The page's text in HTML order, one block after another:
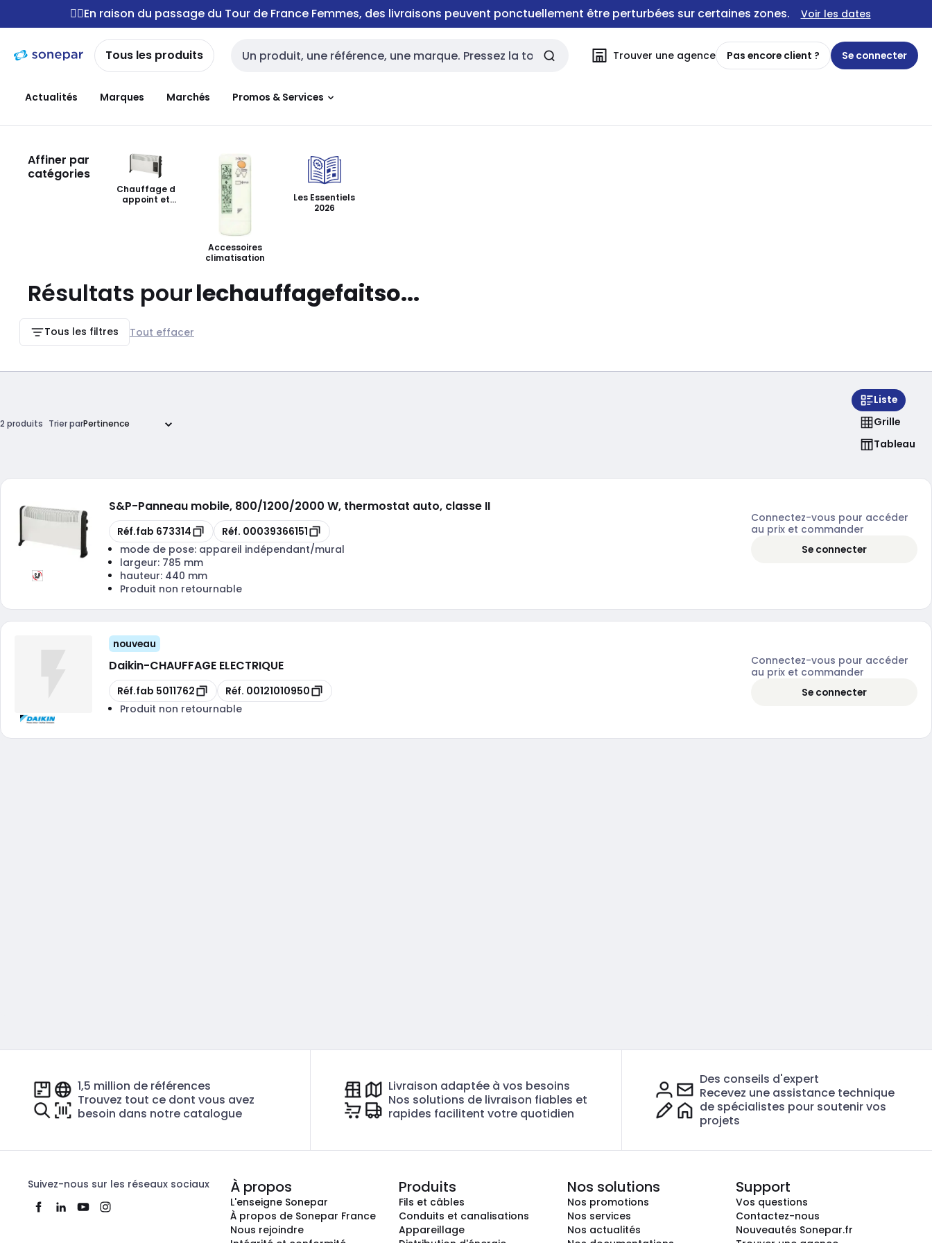
navigation
Passer
au
contenu
🚴‍♂️En raison du passage du Tour de France Femmes, des livraisons peuvent ponctuellement être perturbées sur certaines zones. Voir les dates
Tous les produits Entrée de recherche Trouver une agence Pas encore client ? Se connecter
Actualités Marques Marchés Promos & Services
Affiner par
catégories
Chauffage d
appoint et
Accessoires
climatisation
Les Essentiels
2026
Résultats pourlechauffagefaitso...
Tous les filtres Tout effacer
2 produits Trier par
Liste
Grille
Tableau
S&P-Panneau mobile, 800/1200/2000 W, thermostat auto, classe II
Copie
Réf.fab 673314 Copie
Réf. 00039366151
mode de pose: appareil indépendant/mural
largeur: 785 mm
hauteur: 440 mm
Produit non retournable
Connectez-vous pour accéder
au prix et commander
Se connecter
nouveau
Daikin-CHAUFFAGE ELECTRIQUE
Copie
Réf.fab 5011762 Copie
Réf. 00121010950
Produit non retournable
Connectez-vous pour accéder
au prix et commander
Se connecter
1,5 million de références
Trouvez tout ce dont vous avez
besoin dans notre catalogue
Livraison adaptée à vos besoins
Nos solutions de livraison fiables et
rapides facilitent votre quotidien
Des conseils d'expert
Recevez une assistance technique
de spécialistes pour soutenir vos
projets
Suivez-nous sur les réseaux sociaux À propos
L'enseigne Sonepar
À propos de Sonepar France
Nous rejoindre
Produits
Fils et câbles
Conduits et canalisations
Appareillage
Nos solutions
Nos promotions
Nos services
Nos actualités
Support
Vos questions
Contactez-nous
Nouveautés Sonepar.fr